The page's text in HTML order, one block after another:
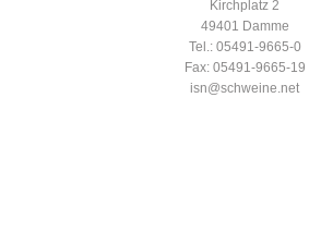
Kirchplatz 2
49401 Damme
Tel.: 05491-9665-0
Fax: 05491-9665-19
isn@schweine.net